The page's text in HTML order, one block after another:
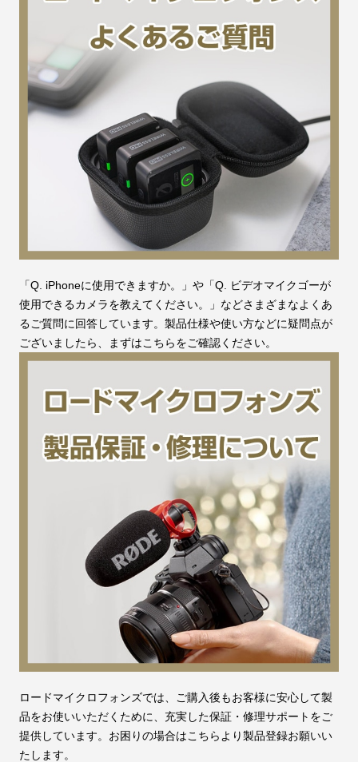
「Q. iPhoneに使用できますか。」や「Q. ビデオマイクゴーが
使用できるカメラを教えてください。」などさまざまなよくあ
るご質問に回答しています。製品仕様や使い方などに疑問点が
ございましたら、まずはこちらをご確認ください。
ロードマイクロフォンズでは、ご購入後もお客様に安心して製
品をお使いいただくために、充実した保証・修理サポートをご
提供しています。お困りの場合はこちらより製品登録お願いい
たします。